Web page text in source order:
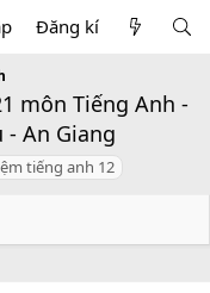
Đăng kí
môn Tiếng Anh -
- An Giang
tiếng anh 12